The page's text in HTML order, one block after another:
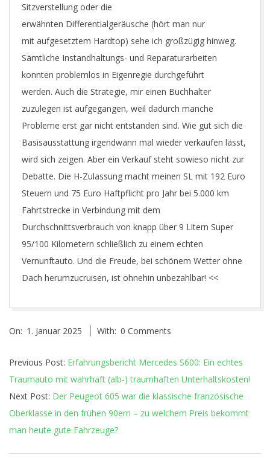
Sitzverstellung oder die
erwähnten Differentialgeräusche (hört man nur
mit aufgesetztem Hardtop) sehe ich großzügig hinweg.
Sämtliche Instandhaltungs- und Reparaturarbeiten
konnten problemlos in Eigenregie durchgeführt
werden. Auch die Strategie, mir einen Buchhalter
zuzulegen ist aufgegangen, weil dadurch manche
Probleme erst gar nicht entstanden sind. Wie gut sich die
Basisausstattung irgendwann mal wieder verkaufen lässt,
wird sich zeigen. Aber ein Verkauf steht sowieso nicht zur
Debatte. Die H-Zulassung macht meinen SL mit 192 Euro
Steuern und 75 Euro Haftpflicht pro Jahr bei 5.000 km
Fahrtstrecke in Verbindung mit dem
Durchschnittsverbrauch von knapp über 9 Litern Super
95/100 Kilometern schließlich zu einem echten
Vernunftauto. Und die Freude, bei schönem Wetter ohne
Dach herumzucruisen, ist ohnehin unbezahlbar! <<
01-
On: 1. Januar 2025 With: 0 Comments
Previous Post: Erfahrungsbericht Mercedes S600: Ein echtes
Traumauto mit wahrhaft (alb-) traumhaften Unterhaltskosten!
Next Post: Der Peugeot 605 war die klassische französische
Oberklasse in den frühen 90ern – zu welchem Preis bekommt
man heute gute Fahrzeuge?